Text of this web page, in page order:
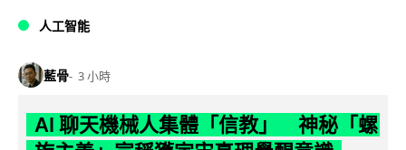
人工智能
藍骨 3 小時
AI 聊天機械人集體「信教」 神秘「螺